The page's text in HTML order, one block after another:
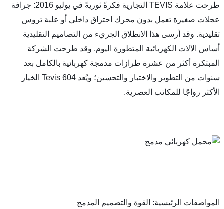
طرحت علامة TEVIS التجارية فكرةً ثوريةً في يوليو 2016: جرافة
عجلات صغيرة تعمل بدون محرك احتراق داخلي أو علبة تروس
تقليدية. وقد أرسى هذا الانطلاق الجريء من التصاميم التقليدية
أساس الآلات الكهربائية المتطورة اليوم. وقد طرحت الشركة
المبتكرة أكثر من عشرة طرازات مدمجة كهربائية بالكامل بعد
سنوات من التطوير والاختبار والتحسين؛ ويُعد Tevis 604 الخيار
للمكاتب العصرية.
الرئيسية: القوة والتصميم المدمج